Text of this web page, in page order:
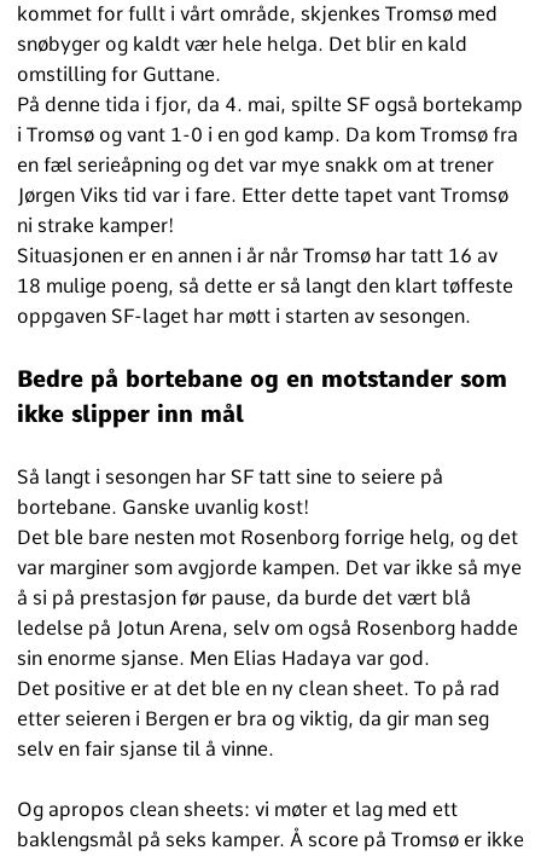
kommet for fullt i vårt område, skjenkes Tromsø med
snøbyger og kaldt vær hele helga. Det blir en kald
omstilling for Guttane.
På denne tida i fjor, da 4. mai, spilte SF også bortekamp
i Tromsø og vant 1-0 i en god kamp. Da kom Tromsø fra
en fæl serieåpning og det var mye snakk om at trener
Jørgen Viks tid var i fare. Etter dette tapet vant Tromsø
ni strake kamper!
Situasjonen er en annen i år når Tromsø har tatt 16 av
18 mulige poeng, så dette er så langt den klart tøffeste
oppgaven SF-laget har møtt i starten av sesongen.
Bedre på bortebane og en motstander som
ikke slipper inn mål
Så langt i sesongen har SF tatt sine to seiere på
bortebane. Ganske uvanlig kost!
Det ble bare nesten mot Rosenborg forrige helg, og det
var marginer som avgjorde kampen. Det var ikke så mye
å si på prestasjon før pause, da burde det vært blå
ledelse på Jotun Arena, selv om også Rosenborg hadde
sin enorme sjanse. Men Elias Hadaya var god.
Det positive er at det ble en ny clean sheet. To på rad
etter seieren i Bergen er bra og viktig, da gir man seg
selv en fair sjanse til å vinne.
Og apropos clean sheets: vi møter et lag med ett
baklengsmål på seks kamper. Å score på Tromsø er ikke